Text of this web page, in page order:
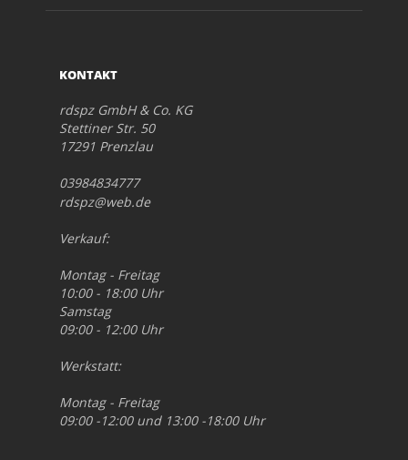
KONTAKT
rdspz GmbH & Co. KG
Stettiner Str. 50
17291 Prenzlau
03984834777
rdspz@web.de
Verkauf:
Montag - Freitag
10:00 - 18:00 Uhr
Samstag
09:00 - 12:00 Uhr
Werkstatt:
Montag - Freitag
09:00 -12:00 und 13:00 -18:00 Uhr